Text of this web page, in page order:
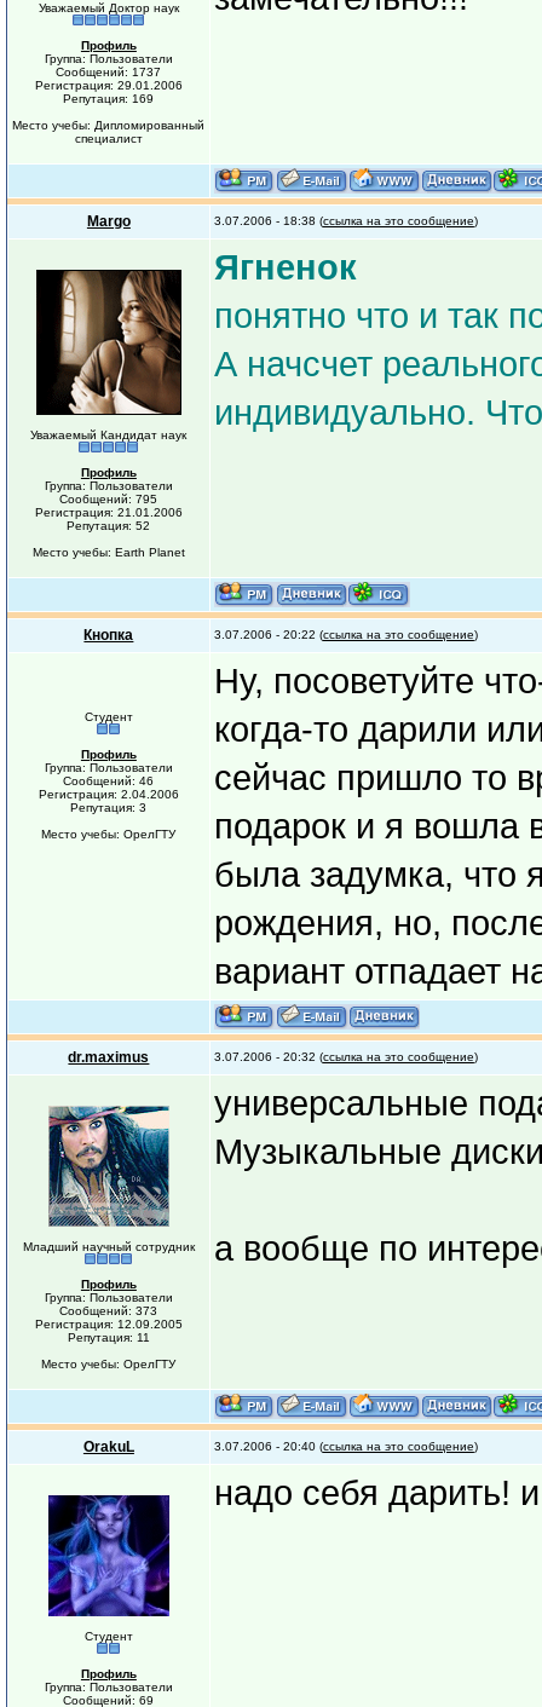
Уважаемый Доктор наук
Профиль
Группа: Пользователи
Сообщений: 1737
Регистрация: 29.01.2006
Репутация: 169
Место учебы: Дипломированный
специалист
Margo 3.07.2006 - 18:38 (ссылка на это сообщение)
Уважаемый Кандидат наук
Профиль
Группа: Пользователи
Сообщений: 795
Регистрация: 21.01.2006
Репутация: 52
Место учебы: Earth Planet
Ягненок
понятно что и так
А начсчет
индивидуально.
Кнопка 3.07.2006 - 20:22 (ссылка на это сообщение)
Студент
Профиль
Группа: Пользователи
Сообщений: 46
Регистрация: 2.04.2006
Репутация: 3
Место учебы: ОрелГТУ
Ну, посоветуйте
когда-то дарили
сейчас пришло то
подарок и я вошла
была задумка, что
рождения, но,
вариант отпадает
dr.maximus 3.07.2006 - 20:32 (ссылка на это сообщение)
Младший научный сотрудник
Профиль
Группа: Пользователи
Сообщений: 373
Регистрация: 12.09.2005
Репутация: 11
Место учебы: ОрелГТУ
универсальные
Музыкальные
а вообще по
OrakuL 3.07.2006 - 20:40 (ссылка на это сообщение)
Студент
Профиль
Группа: Пользователи
Сообщений: 69
надо себя дарить!